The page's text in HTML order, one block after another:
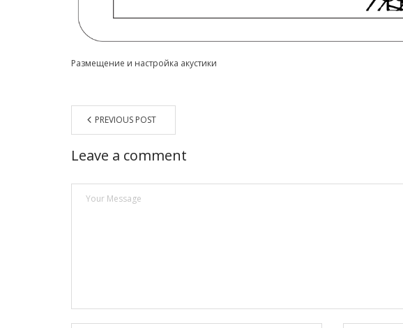
Размещение и настройка акустики
PREVIOUS POST
Leave a comment